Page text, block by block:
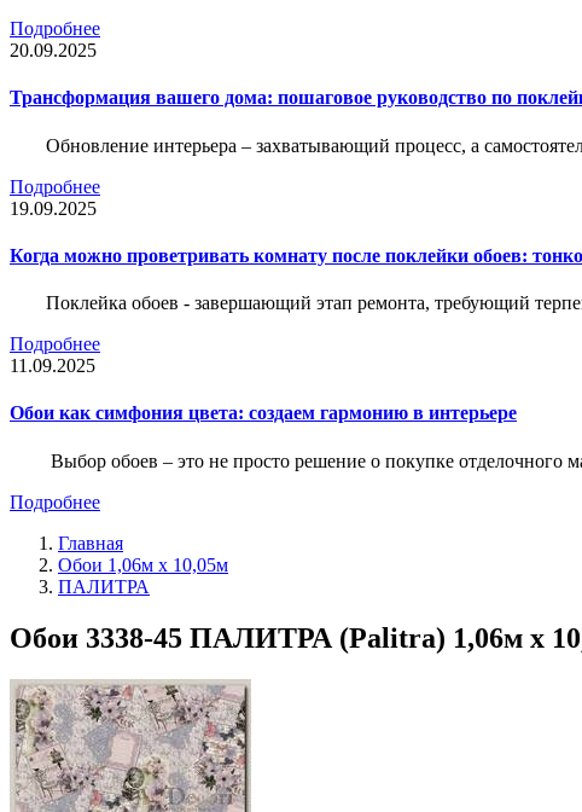
Подробнее
20.09.2025
Трансформация вашего дома: пошаговое руководство по
Обновление интерьера – захватывающий процесс, а
Подробнее
19.09.2025
Когда можно проветривать комнату после поклейки обоев:
Поклейка обоев - завершающий этап ремонта, требующий
Подробнее
11.09.2025
Обои как симфония цвета: создаем гармонию в интерьере
Выбор обоев – это не просто решение о покупке отделочного
Подробнее
Главная
Обои 1,06м х 10,05м
ПАЛИТРА
Обои 3338-45 ПАЛИТРА (Palitra) 1,06м х